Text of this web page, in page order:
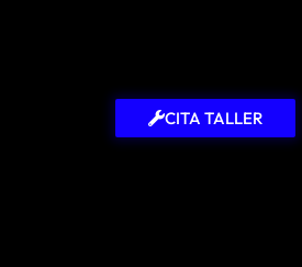
CITA TALLER